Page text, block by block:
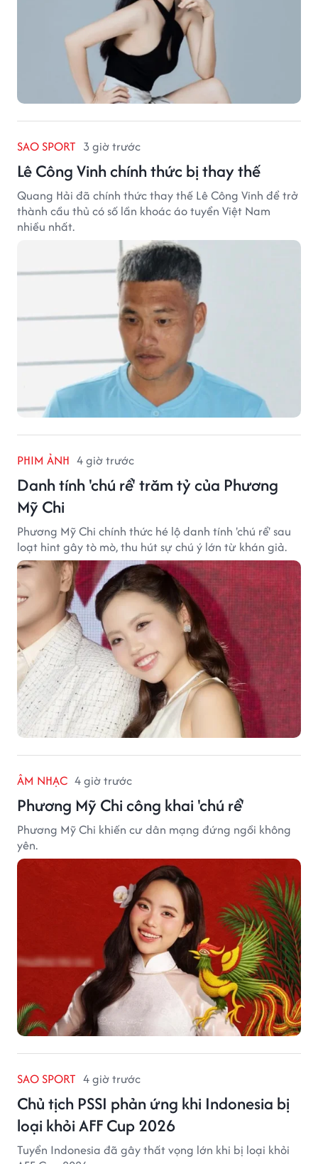
SAO SPORT 3 giờ trước
Lê Công Vinh chính thức bị thay thế
Quang Hải đã chính thức thay thế Lê Công Vinh để trở
thành cầu thủ có số lần khoác áo tuyển Việt Nam
nhiều nhất.
PHIM ẢNH 4 giờ trước
Danh tính 'chú rể' trăm tỷ của Phương
Mỹ Chi
Phương Mỹ Chi chính thức hé lộ danh tính 'chú rể' sau
loạt hint gây tò mò, thu hút sự chú ý lớn từ khán giả.
ÂM NHẠC 4 giờ trước
Phương Mỹ Chi công khai 'chú rể'
Phương Mỹ Chi khiến cư dân mạng đứng ngồi không
yên.
SAO SPORT 4 giờ trước
Chủ tịch PSSI phản ứng khi Indonesia bị
loại khỏi AFF Cup 2026
Tuyển Indonesia đã gây thất vọng lớn khi bị loại khỏi